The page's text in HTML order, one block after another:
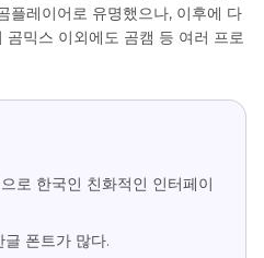
플레이어로 유명했으나, 이후에 다
믹스 이외에도 곰캠 등 여러 프로
로 한국인 친화적인 인터페이
폰트가 많다.